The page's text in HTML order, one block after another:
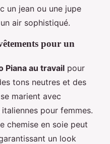
un jean ou une jupe
air sophistiqué.
pour un
Piana au travail pour
tons neutres et des
marient avec
pour femmes.
chemise en soie peut
un look